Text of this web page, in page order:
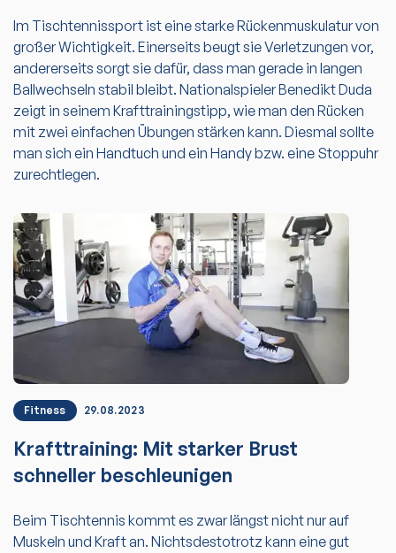
Im Tischtennissport ist eine starke Rückenmuskulatur von
großer Wichtigkeit. Einerseits beugt sie Verletzungen vor,
andererseits sorgt sie dafür, dass man gerade in langen
Ballwechseln stabil bleibt. Nationalspieler Benedikt Duda
zeigt in seinem Krafttrainingstipp, wie man den Rücken
mit zwei einfachen Übungen stärken kann. Diesmal sollte
man sich ein Handtuch und ein Handy bzw. eine Stoppuhr
zurechtlegen.
Fitness 29.08.2023
Krafttraining: Mit starker Brust
schneller beschleunigen
Beim Tischtennis kommt es zwar längst nicht nur auf
Muskeln und Kraft an. Nichtsdestotrotz kann eine gut